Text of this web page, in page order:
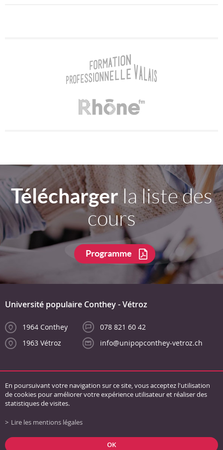
Téléchargerla liste des
cours
Programme
Université populaire Conthey - Vétroz
1964 Conthey
1963 Vétroz
078 821 60 42
info@unipopconthey-vetroz.ch
Liens Conditions générales Mentions légales Plan du site
En poursuivant votre navigation sur ce site, vous acceptez l'utilisation
de cookies pour améliorer votre expérience utilisateur et réaliser des
statistiques de visites.
Lire les mentions légales
OK